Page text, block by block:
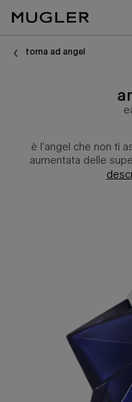
torna ad angel
è l’angel che non ti
aumentata delle